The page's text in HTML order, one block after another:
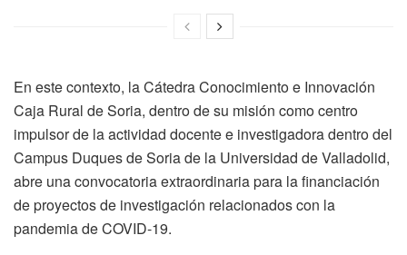
En este contexto, la Cátedra Conocimiento e Innovación
Caja Rural de Soria, dentro de su misión como centro
impulsor de la actividad docente e investigadora dentro del
Campus Duques de Soria de la Universidad de Valladolid,
abre una convocatoria extraordinaria para la financiación
de proyectos de investigación relacionados con la
pandemia de COVID-19.